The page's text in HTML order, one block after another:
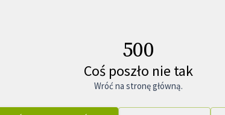
500
Coś poszło nie tak
Wróć na stronę główną.